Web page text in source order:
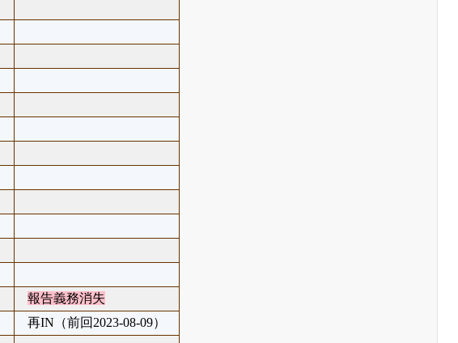
報告義務消失
再IN（前回2023-08-09）